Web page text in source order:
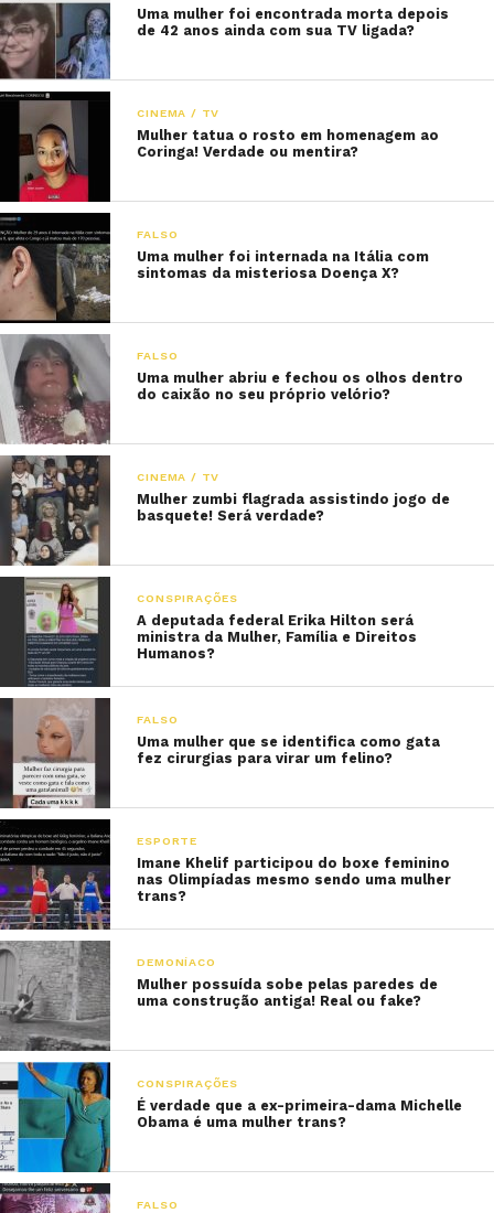
Uma mulher foi encontrada morta depois
de 42 anos ainda com sua TV ligada?
CINEMA / TV
Mulher tatua o rosto em homenagem ao
Coringa! Verdade ou mentira?
FALSO
Uma mulher foi internada na Itália com
sintomas da misteriosa Doença X?
FALSO
Uma mulher abriu e fechou os olhos dentro
do caixão no seu próprio velório?
CINEMA / TV
Mulher zumbi flagrada assistindo jogo de
basquete! Será verdade?
CONSPIRAÇÕES
A deputada federal Erika Hilton será
ministra da Mulher, Família e Direitos
Humanos?
FALSO
Uma mulher que se identifica como gata
fez cirurgias para virar um felino?
ESPORTE
Imane Khelif participou do boxe feminino
nas Olimpíadas mesmo sendo uma mulher
trans?
DEMONÍACO
Mulher possuída sobe pelas paredes de
uma construção antiga! Real ou fake?
CONSPIRAÇÕES
É verdade que a ex-primeira-dama Michelle
Obama é uma mulher trans?
FALSO